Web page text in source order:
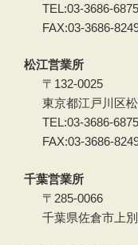
TEL:03-3686-
FAX:03-3686-
松江営業所
〒132-0025
東京都江戸川区
TEL:03-3686-
FAX:03-3686-
千葉営業所
〒285-0066
千葉県佐倉市上